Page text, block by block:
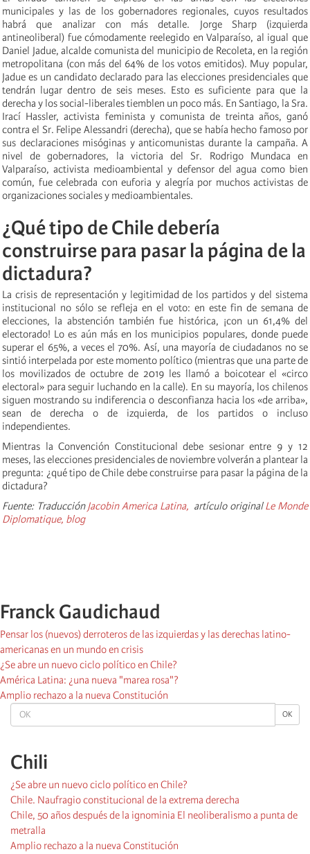
OK OK
Chili
¿Se abre un nuevo ciclo político en Chile?
Chile. Naufragio constitucional de la extrema derecha
Chile, 50 años después de la ignominia El neoliberalismo a punta de
metralla
Amplio rechazo a la nueva Constitución
municipales y las de los gobernadores regionales, cuyos resultados
habrá que analizar con más detalle. Jorge Sharp (izquierda
antineoliberal) fue cómodamente reelegido en Valparaíso, al igual que
Daniel Jadue, alcalde comunista del municipio de Recoleta, en la región
metropolitana (con más del 64% de los votos emitidos). Muy popular,
Jadue es un candidato declarado para las elecciones presidenciales que
tendrán lugar dentro de seis meses. Esto es suficiente para que la
derecha y los social-liberales tiemblen un poco más. En Santiago, la Sra.
Irací Hassler, activista feminista y comunista de treinta años, ganó
contra el Sr. Felipe Alessandri (derecha), que se había hecho famoso por
sus declaraciones misóginas y anticomunistas durante la campaña. A
nivel de gobernadores, la victoria del Sr. Rodrigo Mundaca en
Valparaíso, activista medioambiental y defensor del agua como bien
común, fue celebrada con euforia y alegría por muchos activistas de
organizaciones sociales y medioambientales.
¿Qué tipo de Chile debería
construirse para pasar la página de la
dictadura?
La crisis de representación y legitimidad de los partidos y del sistema
institucional no sólo se refleja en el voto: en este fin de semana de
elecciones, la abstención también fue histórica, ¡con un 61,4% del
electorado! Lo es aún más en los municipios populares, donde puede
superar el 65%, a veces el 70%. Así, una mayoría de ciudadanos no se
sintió interpelada por este momento político (mientras que una parte de
los movilizados de octubre de 2019 les llamó a boicotear el «circo
electoral» para seguir luchando en la calle). En su mayoría, los chilenos
siguen mostrando su indiferencia o desconfianza hacia los «de arriba»,
sean de derecha o de izquierda, de los partidos o incluso
independientes.
Mientras la Convención Constitucional debe sesionar entre 9 y 12
meses, las elecciones presidenciales de noviembre volverán a plantear la
pregunta: ¿qué tipo de Chile debe construirse para pasar la página de la
dictadura?
Fuente: TraducciónJacobin America Latina, artículo originalLe Monde
Diplomatique, blog
Franck Gaudichaud
Pensar los (nuevos) derroteros de las izquierdas y las derechas latino-
americanas en un mundo en crisis
¿Se abre un nuevo ciclo político en Chile?
América Latina: ¿una nueva "marea rosa"?
Amplio rechazo a la nueva Constitución